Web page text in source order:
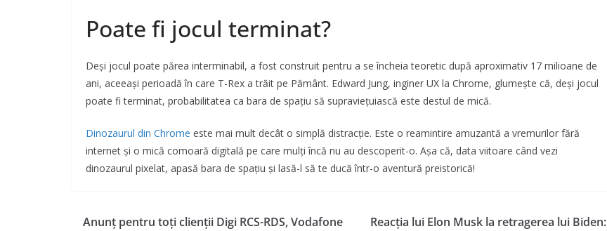
Poate fi jocul terminat?
Deși jocul poate părea interminabil, a fost construit pentru a se încheia teoretic după aproximativ 17 milioane de
ani, aceeași perioadă în care T-Rex a trăit pe Pământ. Edward Jung, inginer UX la Chrome, glumește că, deși jocul
poate fi terminat, probabilitatea ca bara de spațiu să supraviețuiască este destul de mică.
Dinozaurul din Chrome este mai mult decât o simplă distracție. Este o reamintire amuzantă a vremurilor fără
internet și o mică comoară digitală pe care mulți încă nu au descoperit-o. Așa că, data viitoare când vezi
dinozaurul pixelat, apasă bara de spațiu și lasă-l să te ducă într-o aventură preistorică!
Anunț pentru toți clienții Digi RCS-RDS, Vodafone
Reacția lui Elon Musk la retragerea lui Biden: